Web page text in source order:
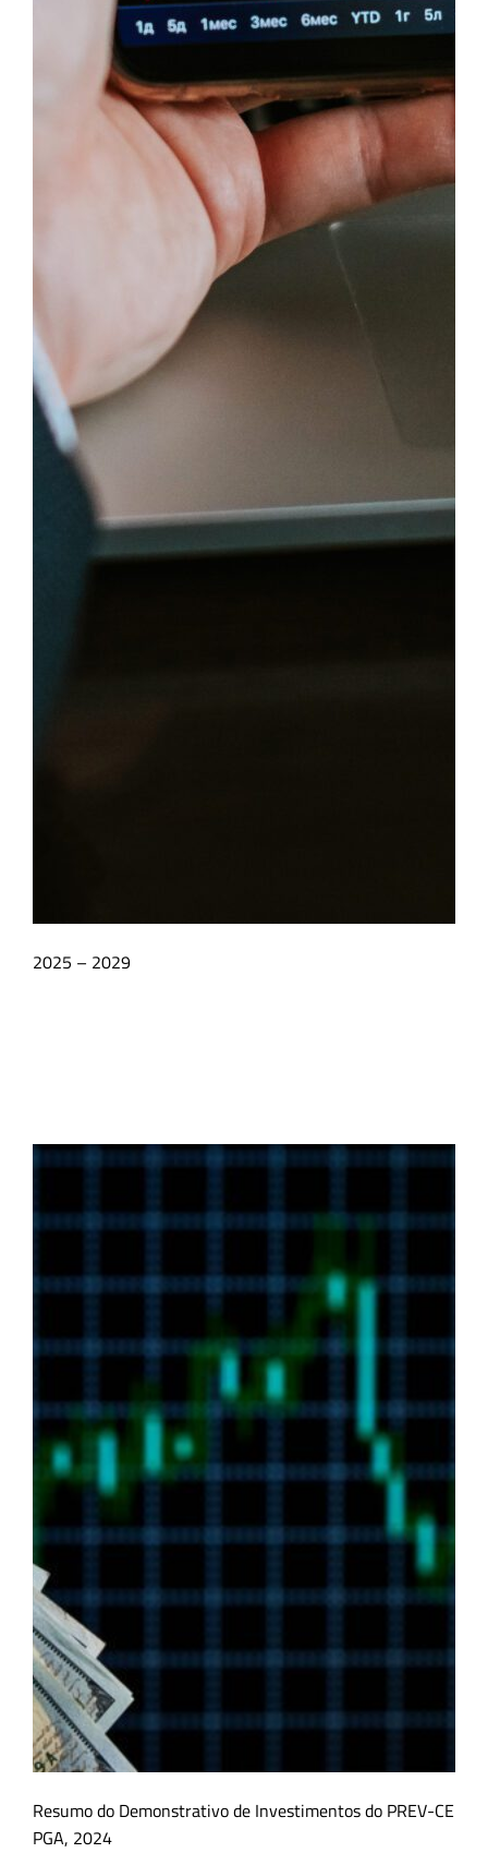
2025 – 2029
Resumo do Demonstrativo de Investimentos do PREV-CE
PGA, 2024